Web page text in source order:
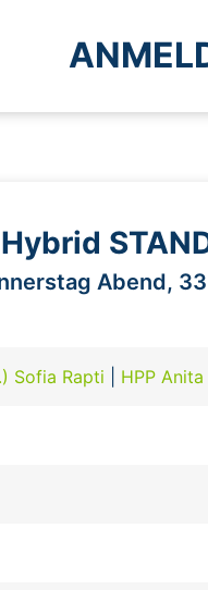
Abend,
Sofia Rapti HPP